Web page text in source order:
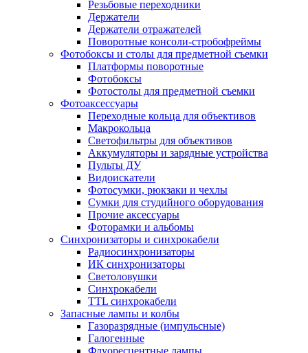
Резьбовые переходники
Держатели
Держатели отражателей
Поворотные консоли-стробофреймы
Фотобоксы и столы для предметной съемки
Платформы поворотные
Фотобоксы
Фотостолы для предметной съемки
Фотоаксессуары
Переходные кольца для объективов
Макрокольца
Светофильтры для объективов
Аккумуляторы и зарядные устройства
Пульты ДУ
Видоискатели
Фотосумки, рюкзаки и чехлы
Сумки для студийного оборудования
Прочие аксессуары
Фоторамки и альбомы
Синхронизаторы и синхрокабели
Радиосинхронизаторы
ИК синхронизаторы
Светоловушки
Синхрокабели
TTL синхрокабели
Запасные лампы и колбы
Газоразрядные (импульсные)
Галогенные
Флуоресцентные лампы